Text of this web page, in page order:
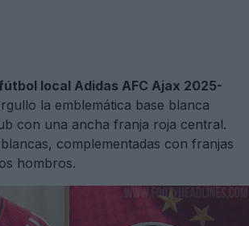
local Adidas AFC Ajax 2025-
la emblemática base blanca
con una ancha franja roja central.
complementadas con franjas
hombros.